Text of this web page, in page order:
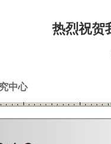
热烈祝贺
中心